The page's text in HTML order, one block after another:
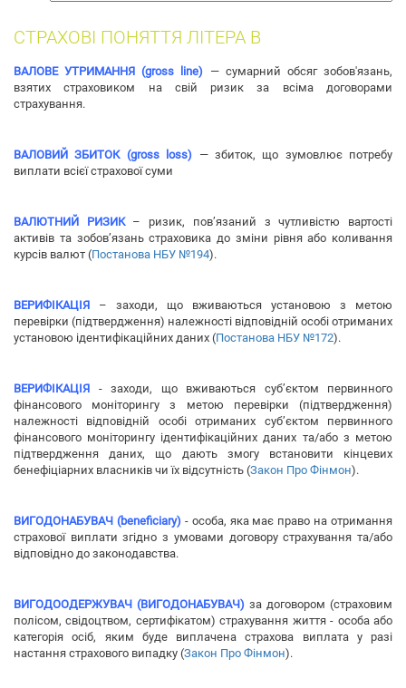
СТРАХОВІ ПОНЯТТЯ ЛІТЕРА В
ВАЛОВЕ УТРИМАННЯ (gross line)
— сумарний обсяг зобов'язань,
взятих страховиком на свій ризик за всіма договорами
страхування.
ВАЛОВИЙ ЗБИТОК (gross loss) — збиток, що зумовлює потребу
виплати всієї страхової суми
ВАЛЮТНИЙ РИЗИК– ризик, пов’язаний з чутливістю вартості
активів та зобов’язань страховика до зміни рівня або коливання
курсів валют (Постанова НБУ №194).
ВЕРИФІКАЦІЯ – заходи, що вживаються установою з метою
перевірки (підтвердження) належності відповідній особі отриманих
установою ідентифікаційних даних (Постанова НБУ №172).
ВЕРИФІКАЦІЯ - заходи, що вживаються суб’єктом первинного
фінансового моніторингу з метою перевірки (підтвердження)
належності відповідній особі отриманих суб’єктом первинного
фінансового моніторингу ідентифікаційних даних та/або з метою
підтвердження даних, що дають змогу встановити кінцевих
бенефіціарних власників чи їх відсутність (Закон Про Фінмон).
ВИГОДОНАБУВАЧ (beneficiary) - особа, яка має право на отримання
страхової виплати згідно з умовами договору страхування та/або
відповідно до законодавства.
ВИГОДООДЕРЖУВАЧ (ВИГОДОНАБУВАЧ) за договором (страховим
полісом, свідоцтвом, сертифікатом) страхування життя - особа або
категорія осіб, яким буде виплачена страхова виплата у разі
настання страхового випадку (Закон Про Фінмон).